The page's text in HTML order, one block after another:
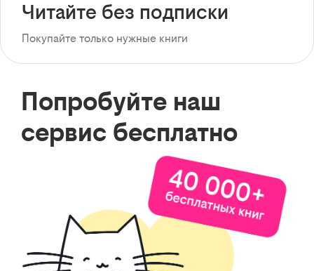
Читайте без подписки
Покупайте только нужные книги
Попробуйте наш
сервис бесплатно